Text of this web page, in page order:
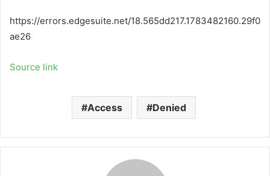
https://errors.edgesuite.net/18.565dd217.1783482160.29f0
ae26
Source link
Access Denied